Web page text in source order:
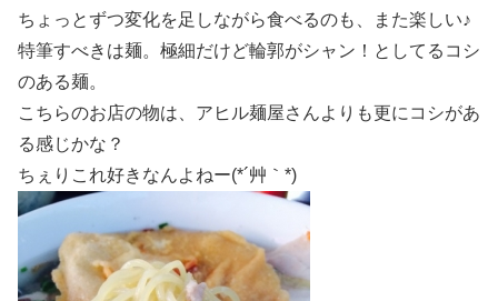
ちょっとずつ変化を足しながら食べるのも、また楽しい♪
特筆すべきは麺。極細だけど輪郭がシャン！としてるコシ
のある麺。
こちらのお店の物は、アヒル麺屋さんよりも更にコシがあ
る感じかな？
ちぇりこれ好きなんよねー(*´艸｀*)